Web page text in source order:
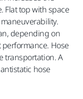
Flat top with space
depending on
Hose
transportation. A
hose